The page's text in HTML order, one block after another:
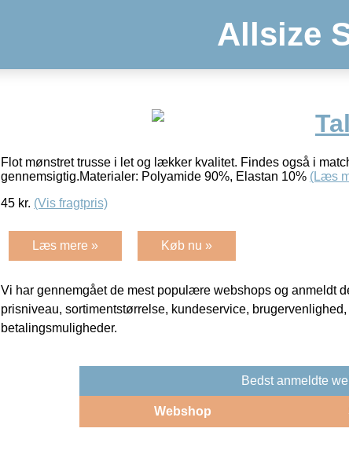
Allsize
Flot mønstret trusse i let og lækker kvalitet. Findes også i
gennemsigtig.Materialer: Polyamide 90%, Elastan 10% (Læs
45 kr. (Vis fragtpris)
Læs mere » Køb nu »
Vi har gennemgået de mest populære webshops og anmeldt
prisniveau, sortimentstørrelse, kundeservice,
betalingsmuligheder.
Bedst anmeldte
Webshop